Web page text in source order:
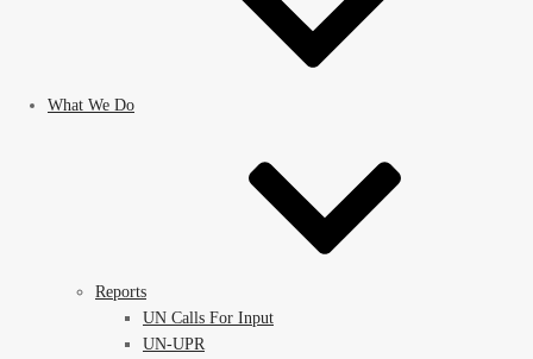
What We Do
Reports
UN Calls For Input
UN-UPR